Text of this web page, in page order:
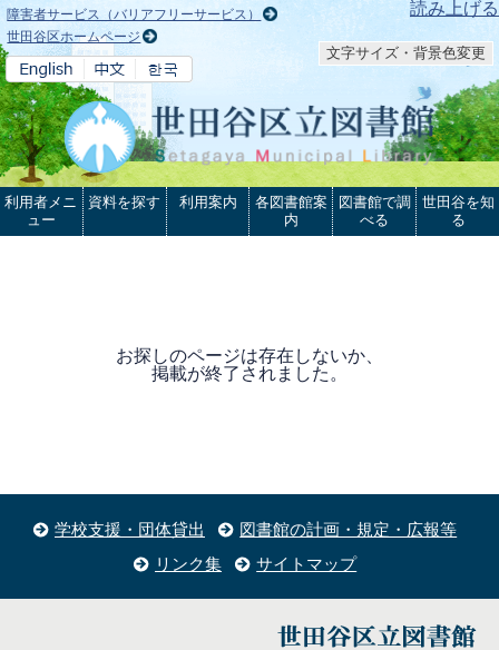
本文へ 読み上げる
障害者サービス（バリアフリーサービス）
世田谷区ホームページ
文字サイズ・背景色変更
利用者メニ
ュー
資料を探す 利用案内
各図書館案
内
図書館で調
べる
世田谷を知
る
お探しのページは存在しないか、
掲載が終了されました。
学校支援・団体貸出
図書館の計画・規定・広報等
リンク集
サイトマップ